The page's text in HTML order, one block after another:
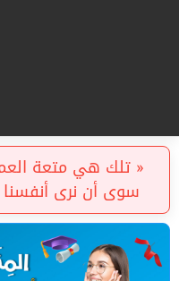
« تلك هي متعة
سوى أن نرى